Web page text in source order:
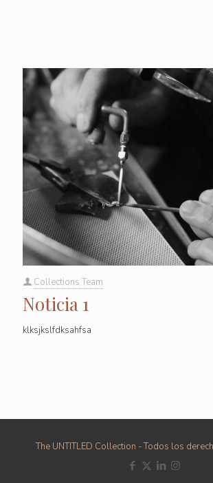
Collections Team
Noticia 1
klksjkslfdksahfsa
The UNTITLED Collection - Todos los